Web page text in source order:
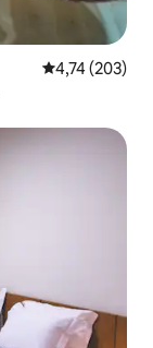
4,74 de uma
4,74 (203)